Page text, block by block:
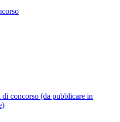
di concorso (da pubblicare in